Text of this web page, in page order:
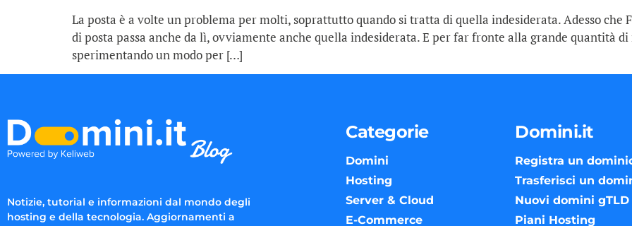
La posta è a volte un problema per molti, soprattutto quando si tratta di quella indesiderata. Adesso che
di posta passa anche da lì, ovviamente anche quella indesiderata. E per far fronte alla grande quantità
sperimentando un modo per […]
Notizie, tutorial e informazioni dal mondo degli
hosting e della tecnologia. Aggiornamenti a
Categorie
Domini
Hosting
Server & Cloud
E-Commerce
Domini.it
Registra un
Trasferisci un
Nuovi domini gTLD
Piani Hosting